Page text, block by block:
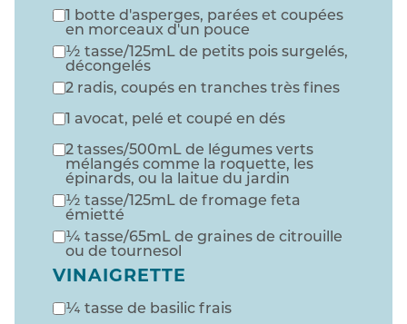
1 botte d'asperges, parées et coupées
en morceaux d'un pouce
½ tasse/125mL de petits pois surgelés,
décongelés
2 radis, coupés en tranches très fines
1 avocat, pelé et coupé en dés
2 tasses/500mL de légumes verts
mélangés comme la roquette, les
épinards, ou la laitue du jardin
½ tasse/125mL de fromage feta
émietté
¼ tasse/65mL de graines de citrouille
ou de tournesol
VINAIGRETTE
¼ tasse de basilic frais